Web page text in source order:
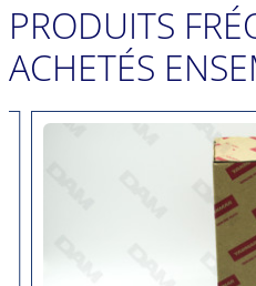
PRODUITS
ACHETÉS